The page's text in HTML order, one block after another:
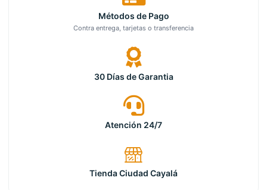
Métodos de Pago
Contra entrega, tarjetas o transferencia
30 Días de Garantia
Atención 24/7
Tienda Ciudad Cayalá